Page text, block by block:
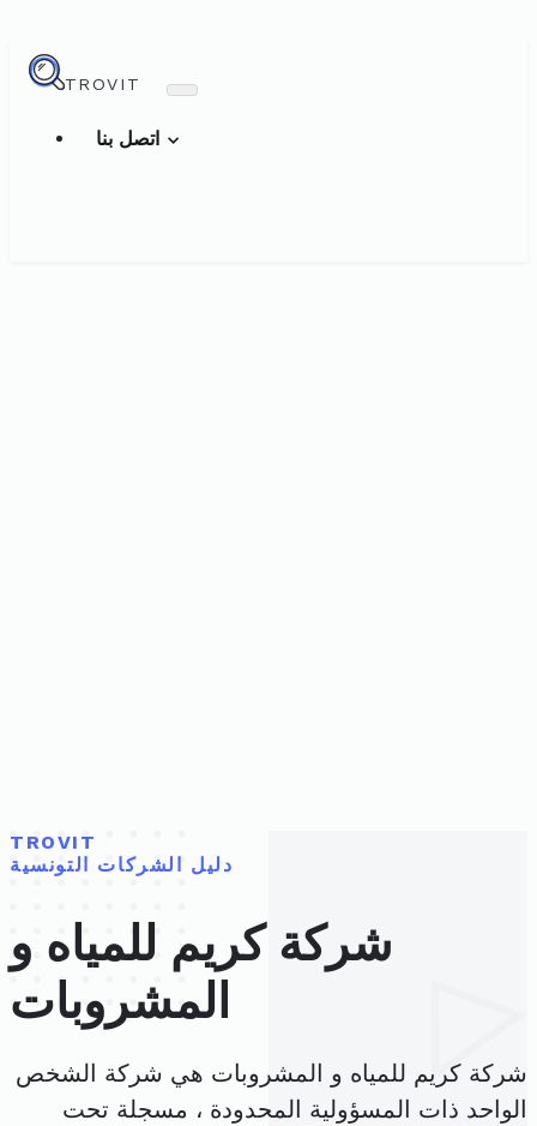
TROVIT
TROVIT
دليل الشركات التونسية
شركة كريم للمياه و
المشروبات
شركة كريم للمياه و المشروبات هي شركة الشخص
الواحد ذات المسؤولية المحدودة ، مسجلة تحت